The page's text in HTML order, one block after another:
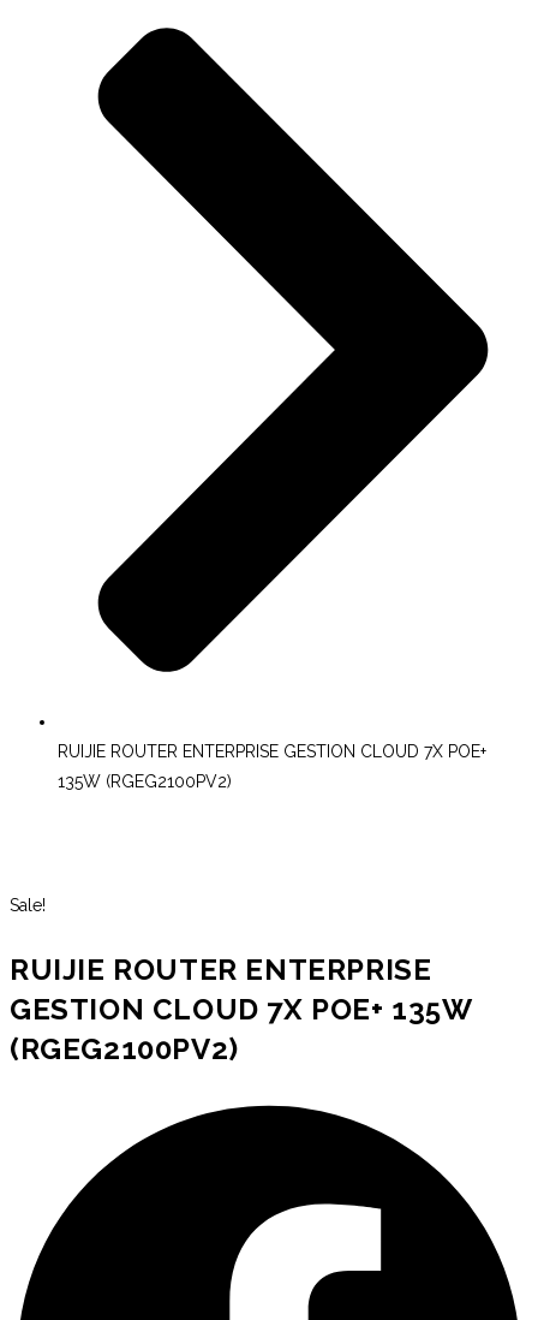
RUIJIE ROUTER ENTERPRISE GESTION CLOUD 7X POE+
135W (RGEG2100PV2)
Sale!
RUIJIE ROUTER ENTERPRISE
GESTION CLOUD 7X POE+ 135W
(RGEG2100PV2)